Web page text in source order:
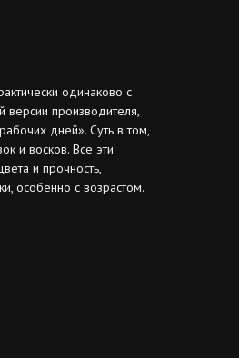
одинаково с
производителя,
дней». Суть в том,
и восков. Все эти
и прочность,
особенно с возрастом.